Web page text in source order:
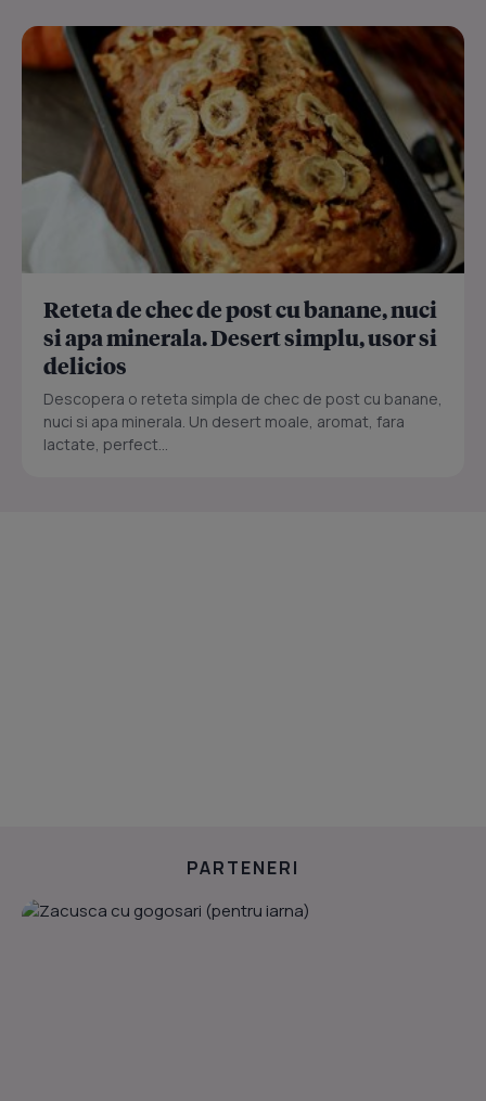
Reteta de chec de post cu banane, nuci
si apa minerala. Desert simplu, usor si
delicios
Descopera o reteta simpla de chec de post cu banane,
nuci si apa minerala. Un desert moale, aromat, fara
lactate, perfect...
PARTENERI